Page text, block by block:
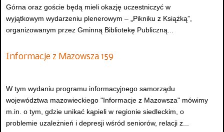
Górna oraz goście będą mieli okazję uczestniczyć w
wyjątkowym wydarzeniu plenerowym – „Pikniku z Książką”,
organizowanym przez Gminną Bibliotekę Publiczną...
Informacje z Mazowsza 159
W tym wydaniu programu informacyjnego samorządu
województwa mazowieckiego "Informacje z Mazowsza" mówimy
m.in. o tym, gdzie unikać kąpieli w regionie siedleckim, o
problemie uzależnień i depresji wśród seniorów, relacji z...